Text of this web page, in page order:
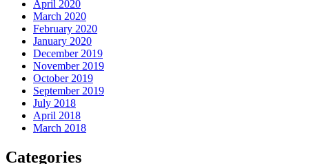
April 2020
March 2020
February 2020
January 2020
December 2019
November 2019
October 2019
September 2019
July 2018
April 2018
March 2018
Categories